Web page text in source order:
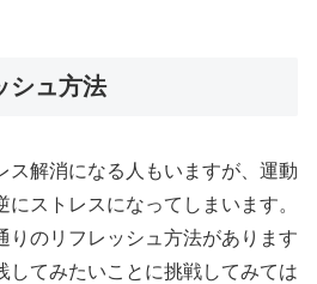
シュ方法
解消になる人もいますが、運動
ストレスになってしまいます。
りのリフレッシュ方法があります
してみたいことに挑戦してみては